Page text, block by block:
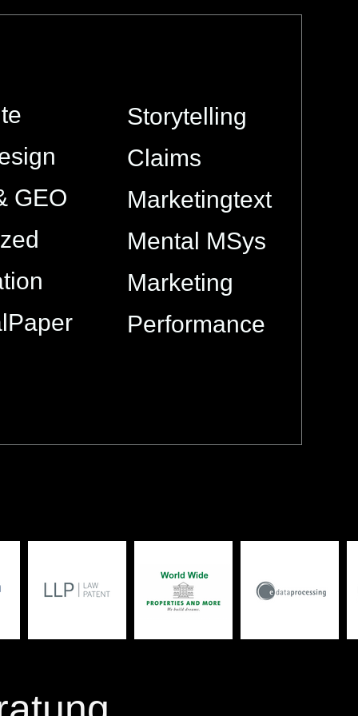
GEO
Storytelling
Claims
Marketingtext
Mental MSys
Marketing
Performance